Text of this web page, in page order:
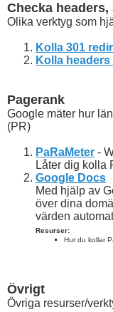
Checka
Olika verktyg som
Kolla 301
Kolla headers
Pagerank
Google mäter hur
(PR)
PaRaMeter -
Låter dig kolla
Google Docs
Med hjälp av
över dina
värden
Resurser:
Hur du kollar
Övrigt
Övriga resurser/